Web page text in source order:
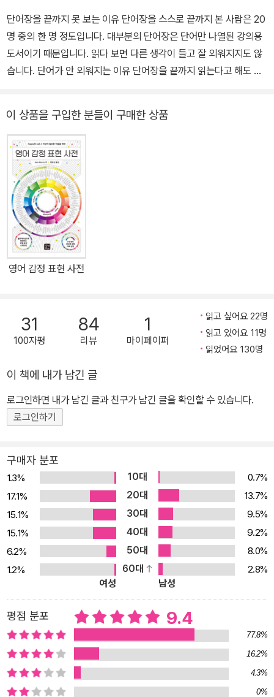
큐 국립 정원: 화단에서 백 개의 장미 줄기가 퍼져있다. 하트모양과 혀
모양의 나뭇잎이 펼쳐지고, 끝에는 빨강 파랑 노랑 꽃잎의 점이 표시
되어있다. 그 목구멍에는 금색 곤봉 모양의 술이 올라와 금색 가루를
다. 빨강 파랑 노랑의 강렬함은 달팽이 껍데기에 떨어졌고, 얇은 물의
벽은 폭발하고 사라질 것만 같았다. 그 빛은 다시 잎살에 머물렀고, 하
트모양과 혀 모양의 나뭇잎 지붕 아래의 거대한 녹색 공간에 그 빛을
퍼트렸다. 그리고 산들바람은 다시 머리 위로 휘저었고, 색깔들은 대
기 위의 남자들과 여자들의 눈에서 빛났다. 그들은 7월의 큐 국립 식
물원에서 걷고 있었다...
단어장을 끝까지 못 보는 이유 단어장을 스스로 끝까지 본 사람은 20
명 중의 한 명 정도입니다. 대부분의 단어장은 단어만 나열된 강의용
도서이기 때문입니다. 읽다 보면 다른 생각이 들고 잘 외워지지도 않
습니다. 단어가 안 외워지는 이유 단어장을 끝까지 읽는다고 해도 한
는 분야는 금방 잊힙니다. 단어도 마찬가지입니다. 관련된 내용을 많
이 알수록 더 쉽게 외워집니다. 그래서 맥락이 없는 단어보다는 문장
에서, 문장보다는 단락에서, 단락보다는 글에서 익히는 것이 더 쉽게
외워집니다. 해석이 안 되는 이유 단어를 외워도 해석이 안 되는 이유
는 ‘단어만’ 외우기 때문입니다. 품사나 용법, 맥락에 따라 해석하는
방식과 뜻이 완전히 다른데, 단어만 외워서는 그 차이까지 익힐 수가
없습니다. 애초에 지문 속에서 익히는 것이 더 효과적입니다. 토익, 토
플, 편입, 공무원 영어단어 책에 제시된 단어는 2641단어로, 학습자
의 수준에 따라 1000~5000단어를 익힐 수 있습니다. 반복해서 즐
기면 토익, 토플, 편입, 공무원 영어단어의 60%는 끝낼 수 있습니다.
미국/영국 작가의 단편소설을 담았습니다. 150편의 대표작을 보고
가장 재미있는 10편을 선정했기에, 각 소설의 첫 3페이지만 읽으면
끝까지 멈출 수 없습니다. F.스콧 피츠제럴드, 애드거 앨런 포, 윌리엄
앤더슨 처럼 유명한 작가부터, 한국에 잘 알려지지 않은 윌리엄 위마
크 제이콥스, 에블린 워의 작품까지 총 512페이지에 걸쳐 수록했습니
다. 혁신적인 영한대역과 직독직해 영어 문장을 앞에서부터 차례로,
로 활용할 수 있습니다. 그리고 한글만 읽어도 자연스럽게 읽히므로
영어를 전혀 몰라도 즐길 수 있습니다. 자료와 질문 답변 소설마다 관
련된 어휘가 정리되어 있고, 원어민이 어휘와 소설을 읽어주는 MP3
도 제공합니다(goo.gl/wo43vf). 그 자료로 딕테이션/쉐도잉을 하
면 영어회화 실력도 향상시킬 수 있습니다. 궁금하신 점은 miklish.c
om에 질문하시면 3일 이내에 답변해 드립니다.
이 상품을 구입한 분들이 구매한 상품
영어 감정 표현 사전
31
100자평
84
리뷰
1
마이페이퍼
읽고 싶어요 22명
읽고 있어요 11명
읽었어요 130명
이 책에 내가 남긴 글
로그인하면 내가 남긴 글과 친구가 남긴 글을 확인할 수 있습니다.
로그인하기
구매자 분포
1.3% 10대
0.7%
17.1%
20대
13.7%
15.1%
30대
9.5%
15.1%
40대
9.2%
6.2%
50대
8.0%
1.2%
60대
2.8%
여성
남성
평점 분포 9.4
77.8%
16.2%
4.3%
0%